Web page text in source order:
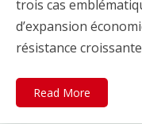
trois cas
d’expansion
résistance
Read More